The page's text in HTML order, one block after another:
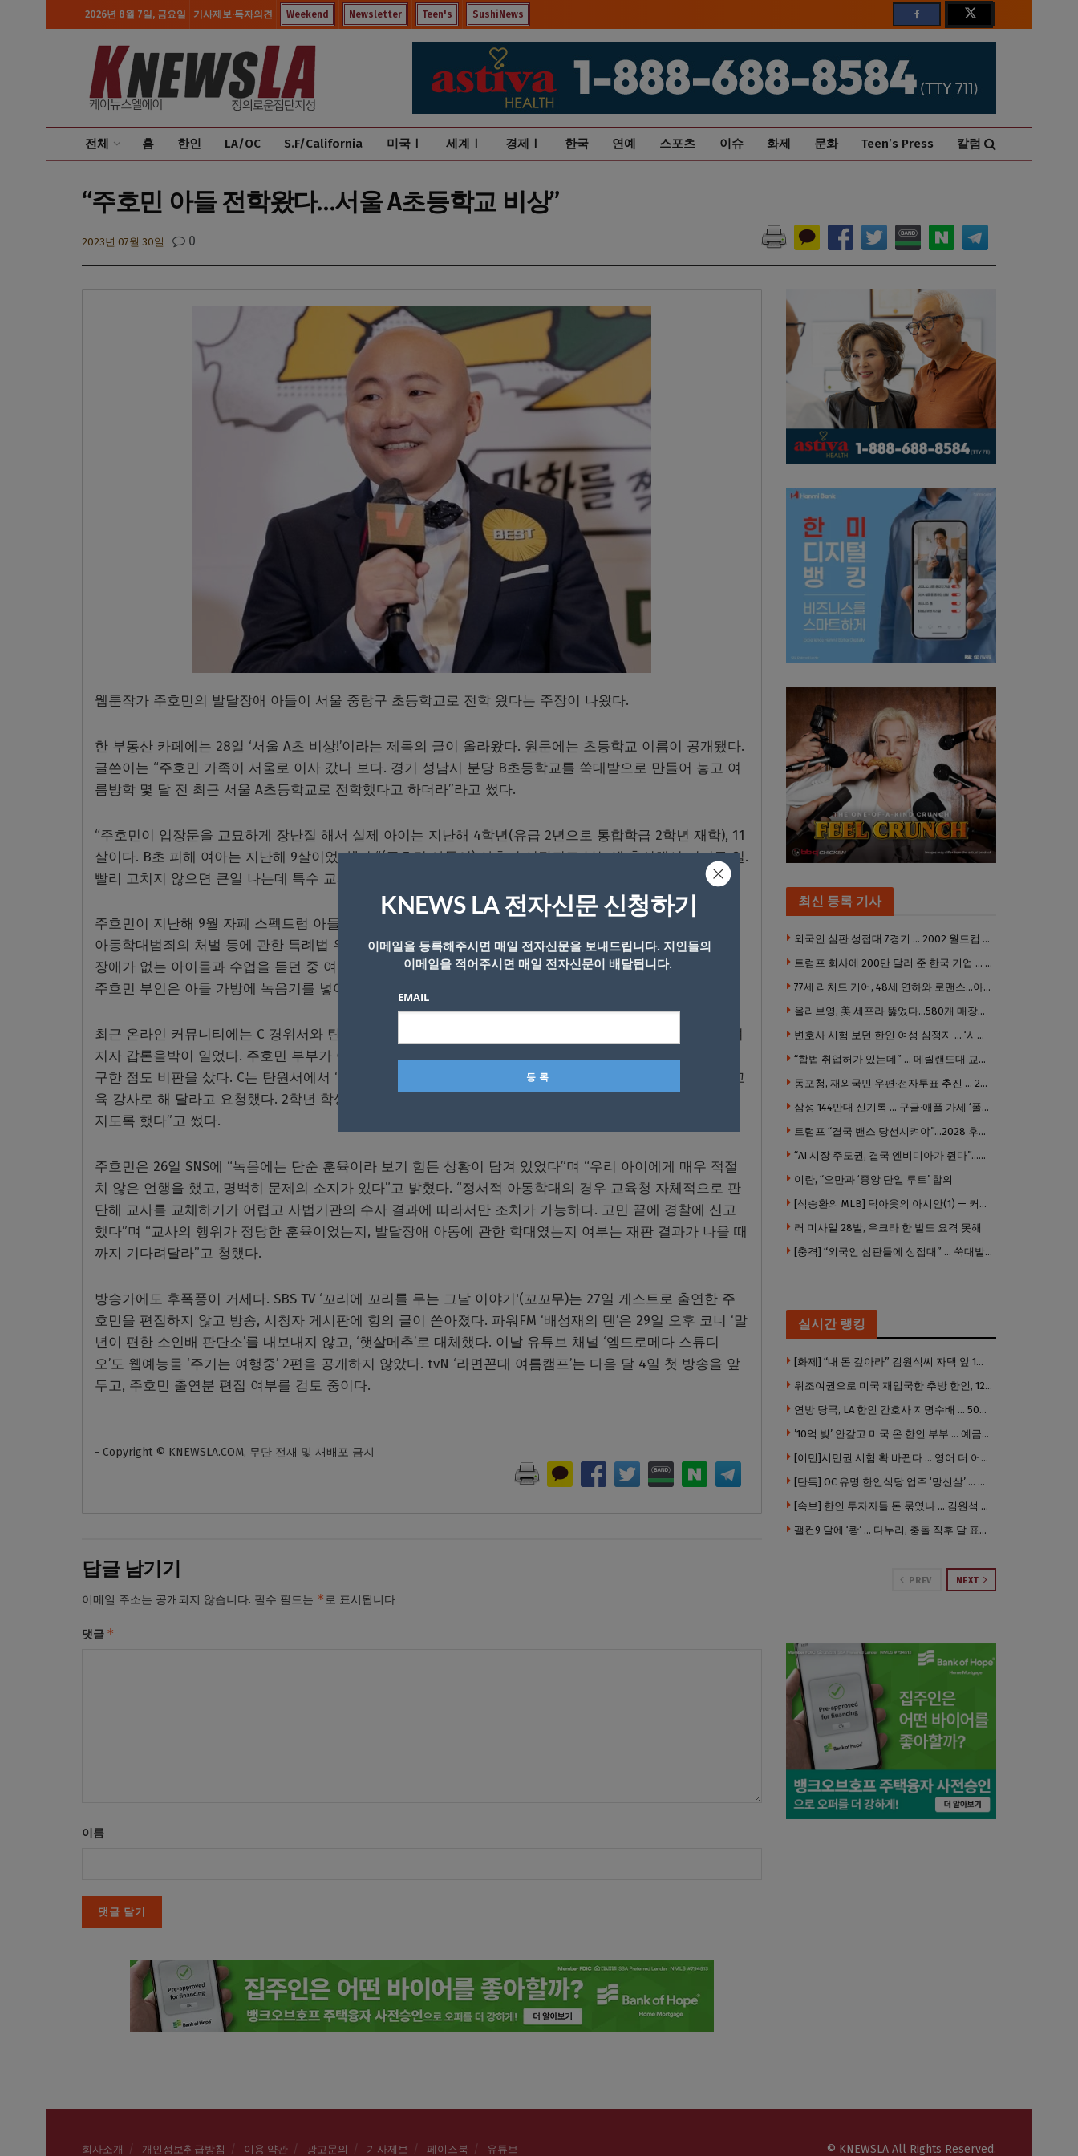
2026년 8월 7일, 금요일 기사제보·독자의견 Weekend Newsletter Teen's SushiNews
전체 홈 한인 LA/OC S.F/California 미국Ⅰ 세계Ⅰ 경제Ⅰ 한국 연예 스포츠 이슈 화제 문화 Teen’s Press 칼럼
“주호민 아들 전학왔다…서울 A초등학교 비상”
2023년 07월 30일 0
웹툰작가 주호민의 발달장애 아들이 서울 중랑구 초등학교로 전학 왔다는 주장이 나왔다.
한 부동산 카페에는 28일 ‘서울 A초 비상!’이라는 제목의 글이 올라왔다. 원문에는 초등학교 이름이 공개됐다.
글쓴이는 “주호민 가족이 서울로 이사 갔나 보다. 경기 성남시 분당 B초등학교를 쑥대밭으로 만들어 놓고 여
름방학 몇 달 전 최근 서울 A초등학교로 전학했다고 하더라”라고 썼다.
“주호민이 입장문을 교묘하게 장난질 해서 실제 아이는 지난해 4학년(유급 2년으로 통합학급 2학년 재학), 11
살이다. B초 피해 여아는 지난해 9살이었다”며 “(주호민 아들이) 사춘기 시작되고 본능에 충실해서 저지른 일.
빨리 고치지 않으면 큰일 나는데 특수 교사가 지도했다가 고소당했다”고 비판했다.
주호민이 지난해 9월 자폐 스펙트럼 아들을 학대했다며 특수교사 C를 고소한 사실이 뒤늦게 알려졌다. C는
아동학대범죄의 처벌 등에 관한 특례법 위반 혐의로 재판에 넘겨졌으며 직위 해제됐다. 주호민 아들 D군은
장애가 없는 아이들과 수업을 듣던 중 여학생 앞에서 바지를 내려 학교폭력으로 분리조치된 상태였다. 당시
주호민 부인은 아들 가방에 녹음기를 넣어 등교를 시킨 뒤 증거를 모아 경찰에 신고했다.
최근 온라인 커뮤니티에는 C 경위서와 탄원서 등이 올라왔다. 평소 D군 행동에 문제가 많았다는 내용이 알려
지자 갑론을박이 일었다. 주호민 부부가 아들의 학교폭력 사안으로 결정된 성교육에서 특정 강사 선정을 요
구한 점도 비판을 샀다. C는 탄원서에서 “성교육 진행에서도 학부모님(주호민 부부)은 본인이 알고 있는 성교
육 강사로 해 달라고 요청했다. 2학년 학생들만 이 학생 부모님이 원하는 성교육 강사로 섭외해 교육이 이뤄
지도록 했다”고 썼다.
주호민은 26일 SNS에 “녹음에는 단순 훈육이라 보기 힘든 상황이 담겨 있었다”며 “우리 아이에게 매우 적절
치 않은 언행을 했고, 명백히 문제의 소지가 있다”고 밝혔다. “정서적 아동학대의 경우 교육청 자체적으로 판
단해 교사를 교체하기가 어렵고 사법기관의 수사 결과에 따라서만 조치가 가능하다. 고민 끝에 경찰에 신고
했다”며 “교사의 행위가 정당한 훈육이었는지, 발달장애 아동에 관한 학대였는지 여부는 재판 결과가 나올 때
까지 기다려달라”고 청했다.
방송가에도 후폭풍이 거세다. SBS TV ‘꼬리에 꼬리를 무는 그날 이야기'(꼬꼬무)는 27일 게스트로 출연한 주
호민을 편집하지 않고 방송, 시청자 게시판에 항의 글이 쏟아졌다. 파워FM ‘배성재의 텐’은 29일 오후 코너 ‘말
년이 편한 소인배 판단소’를 내보내지 않고, ‘햇살메추’로 대체했다. 이날 유튜브 채널 ‘엠드로메다 스튜디
오’도 웹예능물 ‘주기는 여행중’ 2편을 공개하지 않았다. tvN ‘라면꼰대 여름캠프’는 다음 달 4일 첫 방송을 앞
두고, 주호민 출연분 편집 여부를 검토 중이다.
- Copyright © KNEWSLA.COM, 무단 전재 및 재배포 금지
답글 남기기
이메일 주소는 공개되지 않습니다. 필수 필드는 *로 표시됩니다
댓글 *
이름
최신 등록 기사
외국인 심판 성접대 7경기 … 2002 월드컵 4강 신화도 흔들
트럼프 회사에 200만 달러 준 한국 기업 … 민주당 뇌물의혹 조사
77세 리처드 기어, 48세 연하와 로맨스…아들과 3살 차
올리브영, 美 세포라 뚫었다…580개 매장에 ‘K뷰티에딧’ 론칭
변호사 시험 보던 한인 여성 심정지 … ‘시험장측 대응 부적절’ 소송
“합법 취업허가 있는데” … 메릴랜드대 교수, 공항서 ICE에 체포, 구금 중
동포청, 재외국민 우편·전자투표 추진 … 2028년 도입 목표
삼성 144만대 신기록 … 구글·애플 가세 ‘폴더블 대전’ 열린다
트럼프 “결국 밴스 당선시켜야”…2028 후계 구도 힘 싣나
“AI 시장 주도권, 결국 엔비디아가 쥔다”…모건스탠리 장담
이란, “오만과 ‘중앙 단일 루트’ 합의
[석승환의 MLB] 덕아웃의 아시안(1) — 커트 스즈키가 우리에게 묻는 것
러 미사일 28발, 우크라 한 발도 요격 못해
[충격] “외국인 심판들에 성접대” … 쑥대밭된 축협 어디까지 추락하나
실시간 랭킹
[화제] “내 돈 갚아라” 김원석씨 자택 앞 1인 광대 시위 … 한인 투자사, “108만 달러 못받아”
위조여권으로 미국 재입국한 추방 한인, 120만 달러 은행 사기 행각
연방 당국, LA 한인 간호사 지명수배 … 500만 달러 메디캐어 사기, 선고 직전 한국 도주
’10억 빚’ 안갚고 미국 온 한인 부부 … 예금보험공사, 미국서 소송
[이민]시민권 시험 확 바뀐다 … 영어 더 어렵게, 민간시험 도입 추진
[단독] OC 유명 한인식당 업주 ‘망신살’ … 육류대금 안 갚자 식당서 공개추심
[속보] 한인 투자자들 돈 묶였나 … 김원석 회사들 챕터7 강제파산·자진파산 잇따라 신청
팰컨9 달에 ‘쾅’ … 다누리, 충돌 직후 달 표면 촬영 유일 탐사선
PREV NEXT
회사소개 개인정보취급방침 이용 약관 광고문의 기사제보 페이스북 유튜브 © KNEWSLA All Rights Reserved.
KNEWS LA 전자신문 신청하기
이메일을 등록해주시면 매일 전자신문을 보내드립니다. 지인들의
이메일을 적어주시면 매일 전자신문이 배달됩니다.
EMAIL